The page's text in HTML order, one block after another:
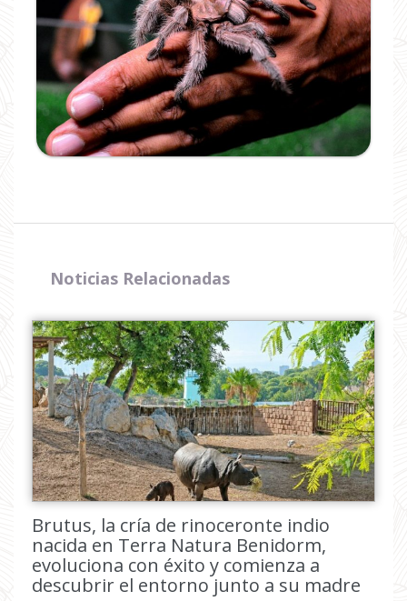
Noticias Relacionadas
Brutus, la cría de rinoceronte indio
nacida en Terra Natura Benidorm,
evoluciona con éxito y comienza a
descubrir el entorno junto a su madre